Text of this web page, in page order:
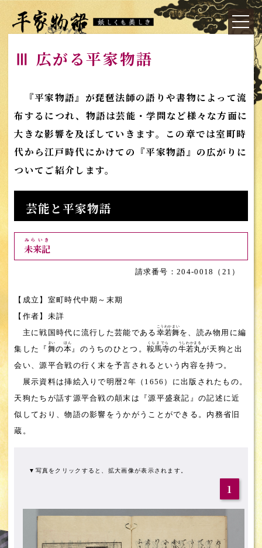
Ⅲ 広がる平家物語
『平家物語』が琵琶法師の語りや書物によって流
布するにつれ、物語は芸能・学問など様々な方面に
大きな影響を及ぼしていきます。この章では室町時
代から江戸時代にかけての『平家物語』の広がりに
ついてご紹介します。
芸能と平家物語
未来記
みらいき
204-0018（21）
【成立】室町時代中期～末期
【作者】未詳
主に戦国時代に流行した芸能である 幸若舞
こうわかまい
を、読み物用に編
集した『 舞
まい
の本
ほん
』のうちのひとつ。 鞍馬寺
くらまでら
の牛若丸
うしわかまる
が天狗と出
会い、源平合戦の行く末を予言されるという内容を持つ。
展示資料は挿絵入りで明暦2年（1656）に出版されたもの。
天狗たちが話す源平合戦の顛末は『源平盛衰記』の記述に近
似しており、物語の影響をうかがうことができる。内務省旧
蔵。
▼写真をクリックすると、拡大画像が表示されます。
1